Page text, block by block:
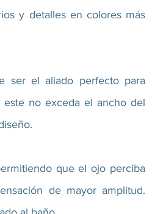
y detalles en colores más
ser el aliado perfecto para
este no exceda el ancho del
que el ojo perciba
de mayor amplitud.